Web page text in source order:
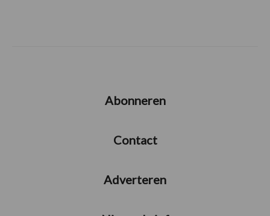
Abonneren
Contact
Adverteren